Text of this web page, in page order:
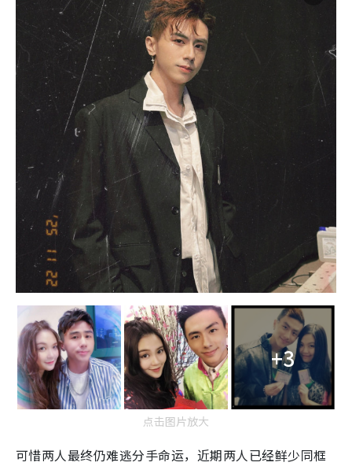
+3
点击图片放大
可惜两人最终仍难逃分手命运，近期两人已经鲜少同框